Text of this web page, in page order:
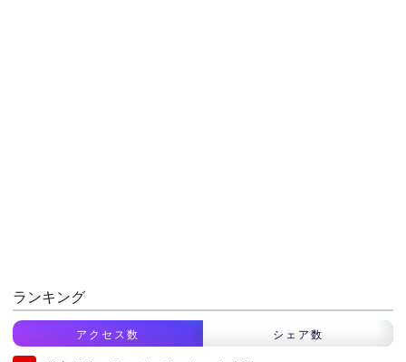
ランキング
アクセス数 シェア数